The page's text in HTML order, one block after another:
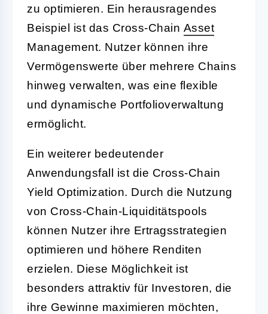
zu optimieren. Ein herausragendes
Beispiel ist das Cross-Chain Asset
Management. Nutzer können ihre
Vermögenswerte über mehrere Chains
hinweg verwalten, was eine flexible
und dynamische Portfolioverwaltung
ermöglicht.
Ein weiterer bedeutender
Anwendungsfall ist die Cross-Chain
Yield Optimization. Durch die Nutzung
von Cross-Chain-Liquiditätspools
können Nutzer ihre Ertragsstrategien
optimieren und höhere Renditen
erzielen. Diese Möglichkeit ist
besonders attraktiv für Investoren, die
ihre Gewinne maximieren möchten,